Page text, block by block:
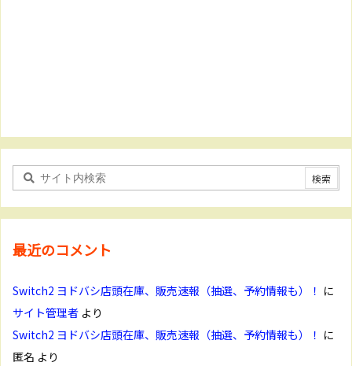
最近のコメント
Switch2 ヨドバシ店頭在庫、販売速報（抽選、予約情報も）！ に
サイト管理者 より
Switch2 ヨドバシ店頭在庫、販売速報（抽選、予約情報も）！ に
匿名 より